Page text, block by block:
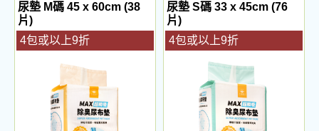
尿墊 M碼 45 x 60cm (38
片)
4包或以上9折
尿墊 S碼 33 x 45cm (76
片)
4包或以上9折